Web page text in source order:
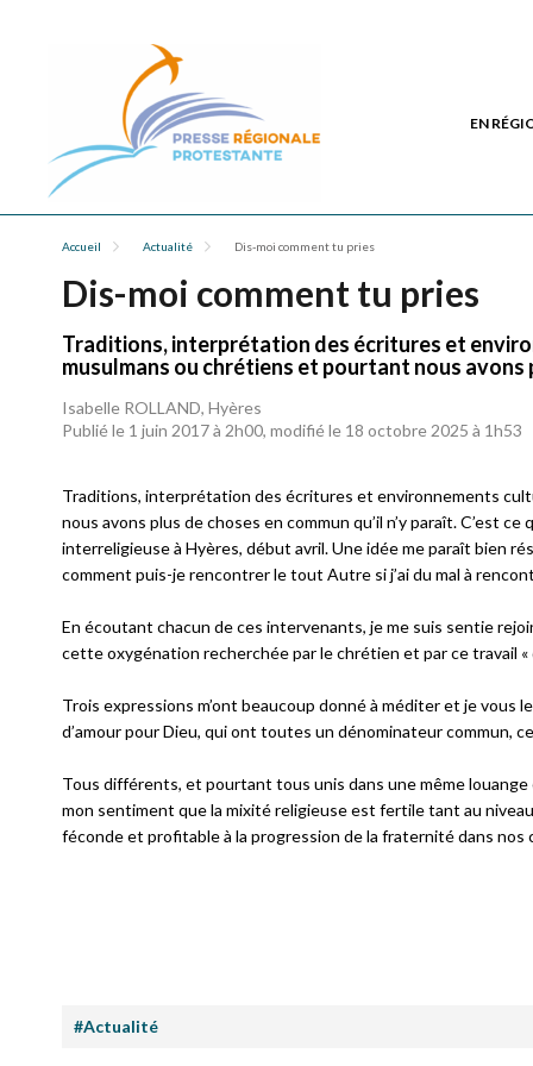
EN
Accueil Actualité Dis-moi comment tu pries
Dis-moi comment tu pries
Traditions, interprétation des écritures et
musulmans ou chrétiens et pourtant nous avons
Isabelle ROLLAND, Hyères
Publié le 1 juin 2017 à 2h00, modifié le 18 octobre 2025 à 1h53
Traditions, interprétation des écritures et environnements
nous avons plus de choses en commun qu’il n’y paraît. C’est
interreligieuse à Hyères, début avril. Une idée me paraît bien
comment puis-je rencontrer le tout Autre si j’ai du mal à
En écoutant chacun de ces intervenants, je me suis sentie
cette oxygénation recherchée par le chrétien et par ce travail «
Trois expressions m’ont beaucoup donné à méditer et je vous
d’amour pour Dieu, qui ont toutes un dénominateur commun,
Tous différents, et pourtant tous unis dans une même
mon sentiment que la mixité religieuse est fertile tant au
féconde et profitable à la progression de la fraternité dans nos
#Actualité